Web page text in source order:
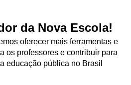
da Nova Escola!
oferecer mais ferramentas e
os professores e contribuir para
educação pública no Brasil